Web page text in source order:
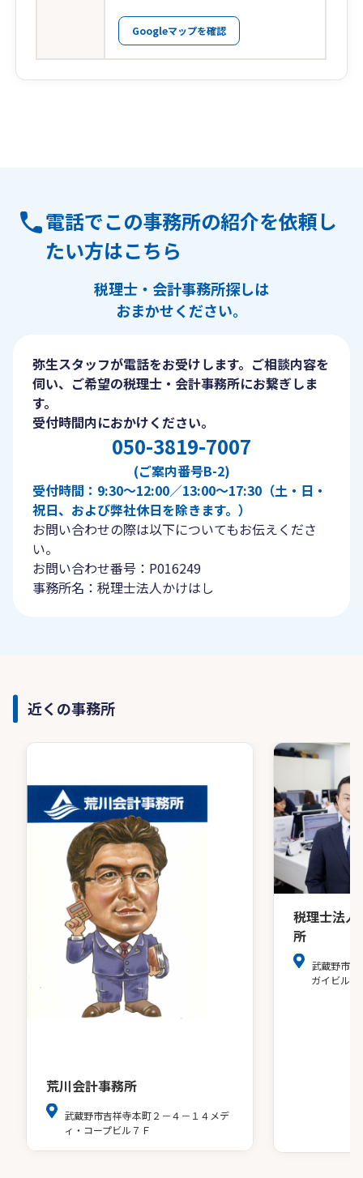
Googleマップを確認
電話でこの事務所の紹介を依頼し
たい方はこちら
税理士・会計事務所探しは
おまかせください。
弥生スタッフが電話をお受けします。ご相談内容を
伺い、ご希望の税理士・会計事務所にお繋ぎしま
す。
受付時間内におかけください。
050-3819-7007
(ご案内番号B-2)
受付時間：9:30〜12:00／13:00〜17:30（土・日・
祝日、および弊社休日を除きます。）
お問い合わせの際は以下についてもお伝えくださ
い。
お問い合わせ番号：P016249
事務所名：税理士法人かけはし
近くの事務所
荒川会計事務所
武蔵野市吉祥寺本町２－４－１４メデ
ィ・コープビル７Ｆ
税理士法人
所
武蔵野市
ガイビル３